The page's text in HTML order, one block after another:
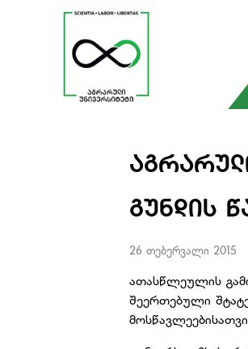
ᲒᲣᲜᲓᲘᲡ
26 თებერვალი 2015
ათასწლეულის
შეერთებული